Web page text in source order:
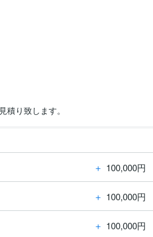
積り致します。
＋ 100,000円
＋ 100,000円
＋ 100,000円